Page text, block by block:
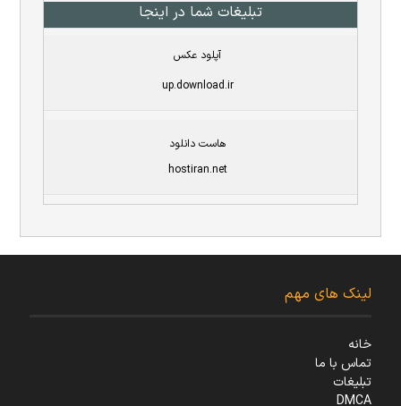
تبلیغات شما در اینجا
آپلود عکس
up.download.ir
هاست دانلود
hostiran.net
لینک های مهم
خانه
تماس با ما
تبلیغات
DMCA